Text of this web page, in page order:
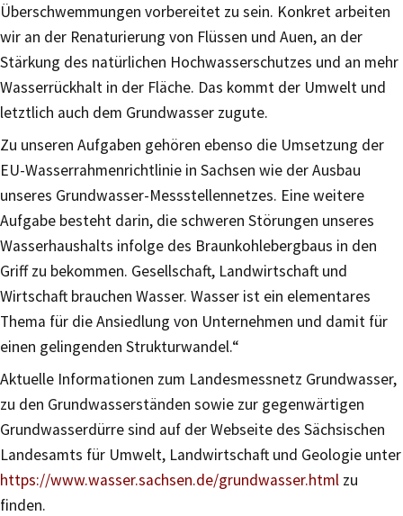
Überschwemmungen vorbereitet zu sein. Konkret arbeiten
wir an der Renaturierung von Flüssen und Auen, an der
Stärkung des natürlichen Hochwasserschutzes und an mehr
Wasserrückhalt in der Fläche. Das kommt der Umwelt und
letztlich auch dem Grundwasser zugute.
Zu unseren Aufgaben gehören ebenso die Umsetzung der
EU-Wasserrahmenrichtlinie in Sachsen wie der Ausbau
unseres Grundwasser-Messstellennetzes. Eine weitere
Aufgabe besteht darin, die schweren Störungen unseres
Wasserhaushalts infolge des Braunkohlebergbaus in den
Griff zu bekommen. Gesellschaft, Landwirtschaft und
Wirtschaft brauchen Wasser. Wasser ist ein elementares
Thema für die Ansiedlung von Unternehmen und damit für
einen gelingenden Strukturwandel.“
Aktuelle Informationen zum Landesmessnetz Grundwasser,
zu den Grundwasserständen sowie zur gegenwärtigen
Grundwasserdürre sind auf der Webseite des Sächsischen
Landesamts für Umwelt, Landwirtschaft und Geologie unter
https://www.wasser.sachsen.de/grundwasser.html zu
finden.